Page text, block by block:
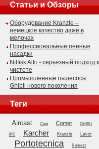
Статьи и Обзоры
Оборудование Kranzle –
немецкое качество даже в
мелочах
Профессиональные пенные
насадки
Nilfisk Alto - серьезный подход к
чистоте
Промышленные пылесосы
Ghibli нового поколения
Теги
Aircast Cast Comet GHIBLI
IPC Karcher Kranzle Lavor
Portotecnica Remeza